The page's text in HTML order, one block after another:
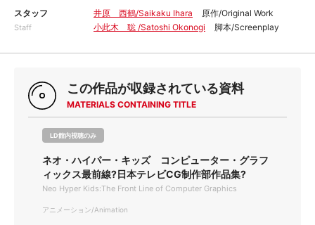
スタッフ
Staff
井原 西鶴/Saikaku Ihara
原作/Original Work
小此木 聡 /Satoshi Okonogi
脚本/Screenplay
この作品が収録されている資料
MATERIALS CONTAINING TITLE
LD館内視聴のみ
ネオ・ハイパー・キッズ コンピューター・グラフ
ィックス最前線?日本テレビCG制作部作品集?
Neo Hyper Kids:The Front Line of Computer Graphics
アニメーション/Animation